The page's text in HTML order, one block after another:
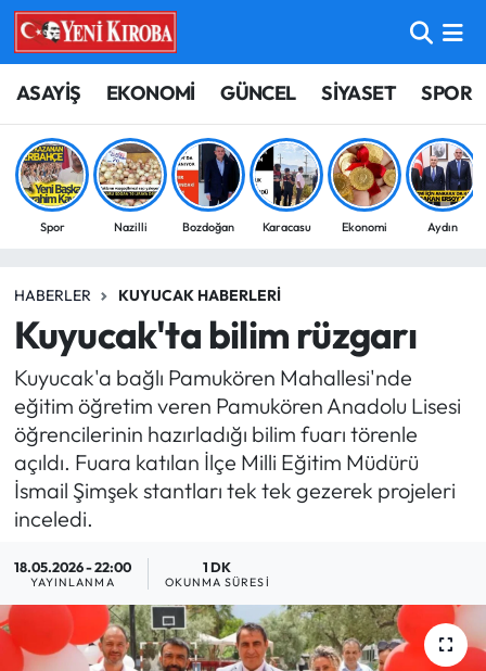
ASAYİŞ EKONOMİ GÜNCEL SİYASET SPOR
Spor Nazilli Bozdoğan Karacasu Ekonomi Aydın
HABERLER KUYUCAK HABERLERI
Kuyucak'ta bilim rüzgarı
Kuyucak'a bağlı Pamukören Mahallesi'nde
eğitim öğretim veren Pamukören Anadolu Lisesi
öğrencilerinin hazırladığı bilim fuarı törenle
açıldı. Fuara katılan İlçe Milli Eğitim Müdürü
İsmail Şimşek stantları tek tek gezerek projeleri
inceledi.
18.05.2026 - 22:00
YAYINLANMA
1 DK
OKUNMA SÜRESI
ASAYİŞ
BİLİM-TEKNOLOJİ
ÇEVRE
EĞİTİM
EKONOMİ
GÜNCEL
GÜNDEM
MAGAZİN
SAĞLIK
SİYASET
Aydın Nöbetçi Eczaneler
Aydın Hava Durumu
Aydin Namaz Vakitleri
Süper Lig Puan Durumu ve Fikstür
Tüm Manşetler
Son Dakika Haberleri
Haber Arşivi